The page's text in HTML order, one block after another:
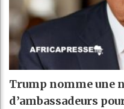
Trump nomme une
d’ambassadeurs